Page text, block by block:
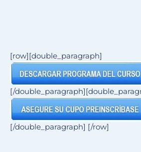
[row][double_paragraph]
[/
[/double_paragraph] [/row]